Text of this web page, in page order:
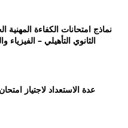
نماذج امتحانات الكفاءة المهنية
الثانوي التأهيلي – الفيزياء
عدة الاستعداد لاجتياز